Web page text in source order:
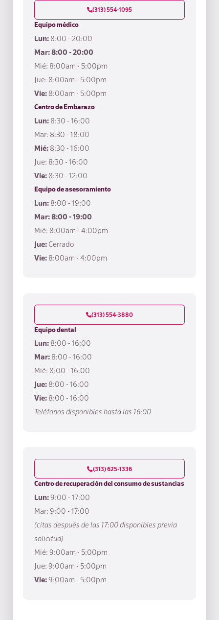
(313) 554-1095
Equipo médico
Lun: 8:00 - 20:00
Mar: 8:00 - 20:00
Mié: 8:00am - 5:00pm
Jue: 8:00am - 5:00pm
Vie: 8:00am - 5:00pm
Centro de Embarazo
Lun: 8:30 - 16:00
Mar: 8:30 - 18:00
Mié: 8:30 - 16:00
Jue: 8:30 - 16:00
Vie: 8:30 - 12:00
Equipo de asesoramiento
Lun: 8:00 - 19:00
Mar: 8:00 - 19:00
Mié: 8:00am - 4:00pm
Jue: Cerrado
Vie: 8:00am - 4:00pm
(313) 554-3880
Equipo dental
Lun: 8:00 - 16:00
Mar: 8:00 - 16:00
Mié: 8:00 - 16:00
Jue: 8:00 - 16:00
Vie: 8:00 - 16:00
Teléfonos disponibles hasta las 16:00
(313) 625-1336
Centro de recuperación del consumo de sustancias
Lun:9:00 - 17:00
Mar: 9:00 - 17:00
‍(citas después de las 17:00 disponibles previa
solicitud)
Mié: 9:00am - 5:00pm
Jue: 9:00am - 5:00pm
Vie:9:00am - 5:00pm